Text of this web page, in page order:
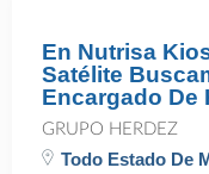
En Nutrisa
Satélite
Encargado De
GRUPO HERDEZ
Todo Estado De